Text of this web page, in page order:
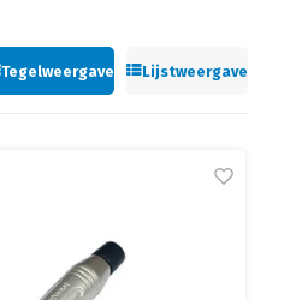
Tegelweergave Lijstweergave